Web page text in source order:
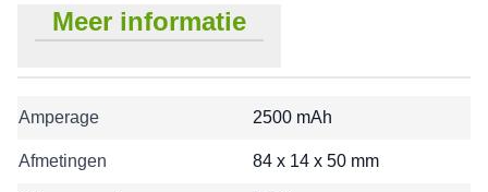
Meer informatie
Amperage 2500 mAh
Afmetingen 84 x 14 x 50 mm